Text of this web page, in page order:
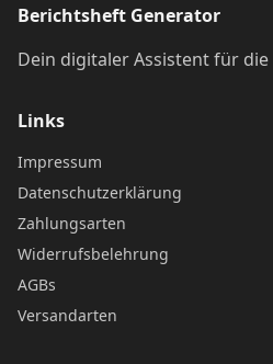
Berichtsheft Generator
Dein digitaler Assistent für
Links
Impressum
Datenschutzerklärung
Zahlungsarten
Widerrufsbelehrung
AGBs
Versandarten